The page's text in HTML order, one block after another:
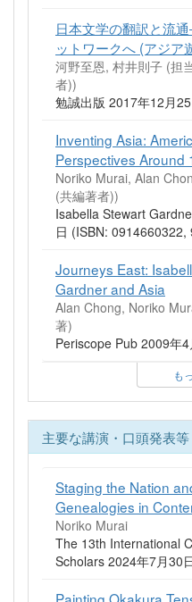
日本文学の翻訳と流
ットワークへ (アジア
河野至恩, 村井則子 (担
者))
勉誠出版 2017年12月
Inventing Asia:
Perspectives Around
Noriko Murai, Alan
(共編著者))
Isabella Stewart
日 (ISBN:
Journeys East:
Gardner and Asia
Alan Chong, Noriko
著)
Periscope Pub 2009年
も
主要な講演・口頭発表等
Staging the Nation
Genealogies in
Noriko Murai
The 13th International
Scholars 2024年7月30
Painting Okakura